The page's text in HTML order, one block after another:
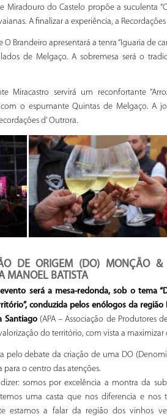
Miradouro do Castelo propõe a suculenta
A finalizar a experiência, a
O Brandeiro apresentará a tenra “Iguaria de
de Melgaço. A sobremesa será o
Miracastro servirá um reconfortante
o espumante Quintas de Melgaço. A
d’ Outrora.
DE ORIGEM (DO) MONÇÃO
MANOEL BATISTA
será a mesa-redonda, sob o tema
conduzida pelos enólogos da
Santiago(APA – Associação de Produtores
do território, com vista a maximizar
pelo debate da criação de uma DO
o centro das atenções.
somos por excelência a montra da
uma casta que nos diferencia e nos
estamos a falar da região dos vinhos